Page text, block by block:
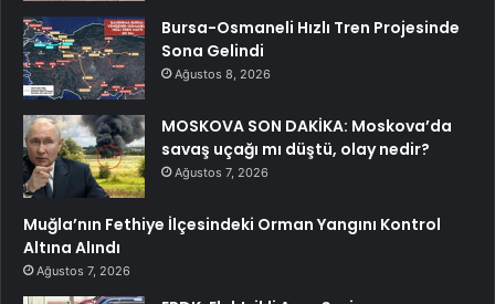
Bursa-Osmaneli Hızlı Tren Projesinde
Sona Gelindi
Ağustos 8, 2026
MOSKOVA SON DAKİKA: Moskova’da
savaş uçağı mı düştü, olay nedir?
Ağustos 7, 2026
Muğla’nın Fethiye İlçesindeki Orman Yangını Kontrol
Altına Alındı
Ağustos 7, 2026